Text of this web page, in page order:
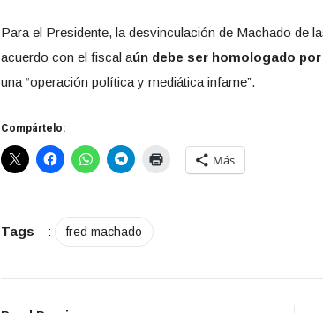
Para el Presidente, la desvinculación de Machado de
acuerdo con el fiscal aún debe ser homologado por
una “operación política y mediática infame”.
Compártelo:
Más
Tags : fred machado